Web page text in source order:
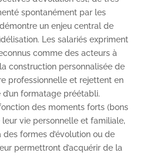
spontanément par les
un enjeu central de
Les salariés expriment
comme des acteurs à
construction personnalisée de
professionnelle et rejettent en
formatage préétabli.
des moments forts (bons
vie personnelle et familiale,
formes d’évolution ou de
permettront d’acquérir de la